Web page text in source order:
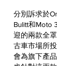
分別訴求於
Bulitt和Moto
迎的兩款全
古車市場所
會為旗下產